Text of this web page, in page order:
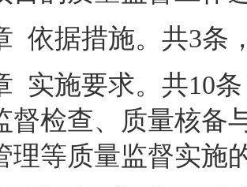
依据措施。 共3条
实施要求。 共10条
督检查、质量核备
理等质量监督实施